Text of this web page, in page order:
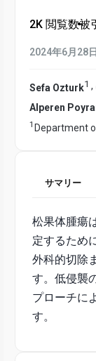
2K 閲覧数•被
2024年6月28日
Sefa Ozturk1 ,
Alperen
1 Department
サマリー
松果体腫瘍
定するため
外科的切除
す。低侵襲
プローチに
す。